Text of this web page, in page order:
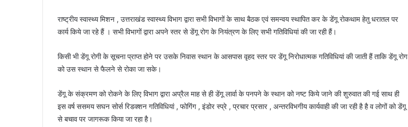
राष्ट्रीय स्वास्थ्य मिशन , उत्तराखंड स्वास्थ्य विभाग द्वारा सभी विभागों के साथ बैठक एवं समन्वय स्थापित कर के डेंगू रोकथाम हेतु धरातल पर
कार्य किये जा रहे हैं । सभी विभागों द्वारा अपने स्तर से डेंगू रोग के नियंत्रण के लिए सभी गतिविधियां की जा रही हैं।
किसी भी डेंगू रोगी के सूचना प्राप्त होने पर उसके निवास स्थान के आसपास वृहद स्तर पर डेंगू निरोधात्मक गतिविधियां की जाती हैं ताकि डेंगू रोग
को उस स्थान से फैलने से रोका जा सके।
डेंगू के संक्रमण को रोकने के लिए विभाग द्वारा अप्रैल माह से ही डेंगू लार्वा के पनपने के स्थान को नष्ट किये जाने की शुरुवात की गई साथ ही
इस वर्ष ससमय सघन सोर्स रिडक्शन गतिविधियां , फोगिंग , इंडोर स्प्रे , प्रचार प्रसार , अन्तरविभगीय कार्यवाही की जा रही है है व लोगों को डेंगू
से बचाव पर जागरूक किया जा रहा है।